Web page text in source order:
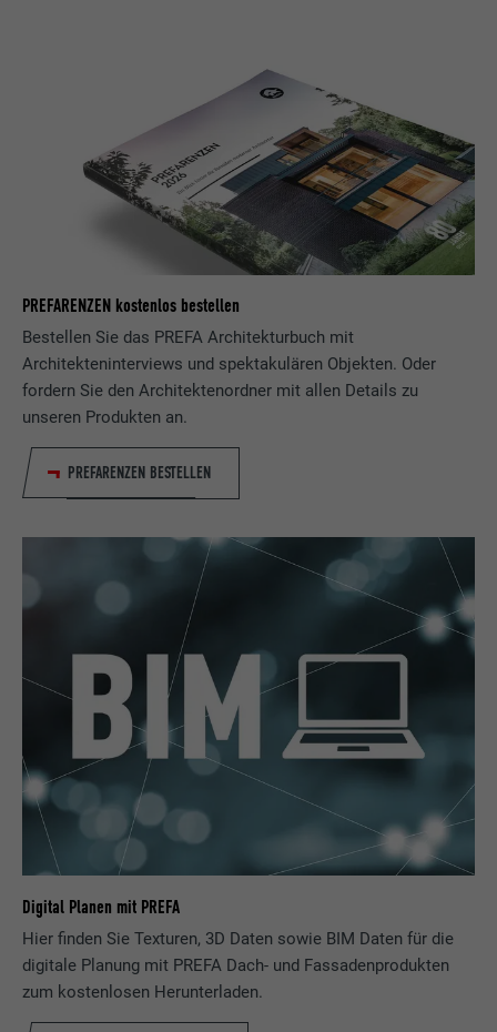
PREFARENZEN kostenlos bestellen
Bestellen Sie das PREFA Architekturbuch mit
Architekteninterviews und spektakulären Objekten. Oder
fordern Sie den Architektenordner mit allen Details zu
unseren Produkten an.
PREFARENZEN BESTELLEN
Digital Planen mit PREFA
Hier finden Sie Texturen, 3D Daten sowie BIM Daten für die
digitale Planung mit PREFA Dach- und Fassadenprodukten
zum kostenlosen Herunterladen.